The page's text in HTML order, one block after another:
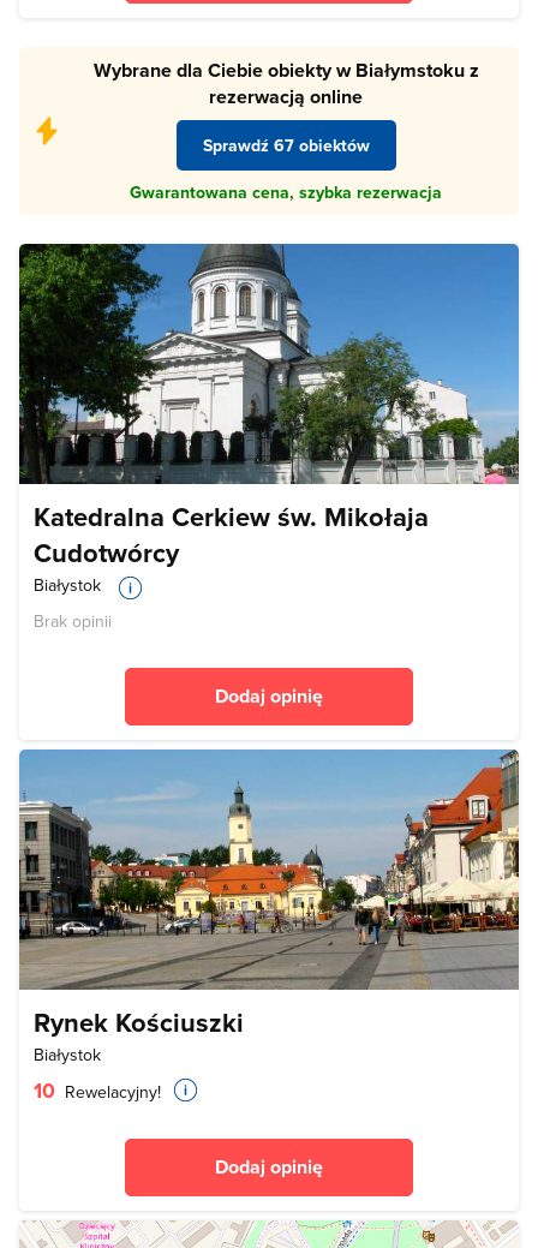
Wybrane dla Ciebie obiekty w Białymstoku z
rezerwacją online
Sprawdź 67 obiektów
Gwarantowana cena, szybka rezerwacja
Katedralna Cerkiew św. Mikołaja
Cudotwórcy
Białystok
Brak opinii
Dodaj opinię
Rynek Kościuszki
Białystok
10 Rewelacyjny!
Dodaj opinię